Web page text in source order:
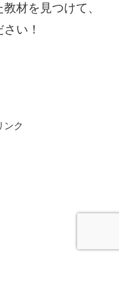
材を見つけて、
い！
ンク